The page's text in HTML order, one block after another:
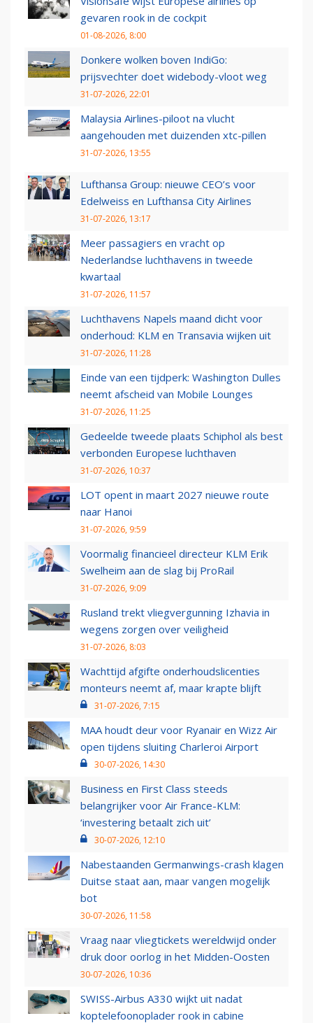
gevaren rook in de cockpit
01-08-2026, 8:00
Donkere wolken boven IndiGo:
prijsvechter doet widebody-vloot weg
31-07-2026, 22:01
Malaysia Airlines-piloot na vlucht
aangehouden met duizenden xtc-pillen
31-07-2026, 13:55
Lufthansa Group: nieuwe CEO’s voor
Edelweiss en Lufthansa City Airlines
31-07-2026, 13:17
Meer passagiers en vracht op
Nederlandse luchthavens in tweede
kwartaal
31-07-2026, 11:57
Luchthavens Napels maand dicht voor
onderhoud: KLM en Transavia wijken uit
31-07-2026, 11:28
Einde van een tijdperk: Washington Dulles
neemt afscheid van Mobile Lounges
31-07-2026, 11:25
Gedeelde tweede plaats Schiphol als best
verbonden Europese luchthaven
31-07-2026, 10:37
LOT opent in maart 2027 nieuwe route
naar Hanoi
31-07-2026, 9:59
Voormalig financieel directeur KLM Erik
Swelheim aan de slag bij ProRail
31-07-2026, 9:09
Rusland trekt vliegvergunning Izhavia in
wegens zorgen over veiligheid
31-07-2026, 8:03
Wachttijd afgifte onderhoudslicenties
monteurs neemt af, maar krapte blijft
31-07-2026, 7:15
MAA houdt deur voor Ryanair en Wizz Air
open tijdens sluiting Charleroi Airport
30-07-2026, 14:30
Business en First Class steeds
belangrijker voor Air France-KLM:
‘investering betaalt zich uit’
30-07-2026, 12:10
Nabestaanden Germanwings-crash klagen
Duitse staat aan, maar vangen mogelijk
bot
30-07-2026, 11:58
Vraag naar vliegtickets wereldwijd onder
druk door oorlog in het Midden-Oosten
30-07-2026, 10:36
SWISS-Airbus A330 wijkt uit nadat
koptelefoonoplader rook in cabine